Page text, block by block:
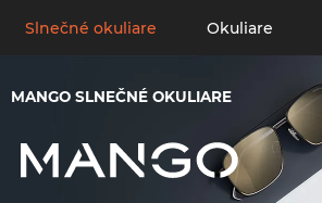
Slnečné okuliare Okuliare
MANGO SLNEČNÉ OKULIARE